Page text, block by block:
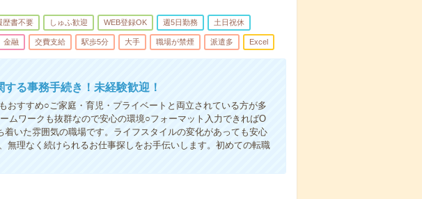
歴書不要 しゅふ歓迎 WEB登録OK 週5日勤務 土日祝休
金融 交費支給 駅歩5分 大手 職場が禁煙 派遣多 Excel
る事務手続き！未経験歓迎！
おすすめ○ご家庭・育児・プライベートと両立されている方が多
ムワークも抜群なので安心の環境○フォーマット入力できればO
いた雰囲気の職場です。ライフスタイルの変化があっても安心
無理なく続けられるお仕事探しをお手伝いします。初めての転職